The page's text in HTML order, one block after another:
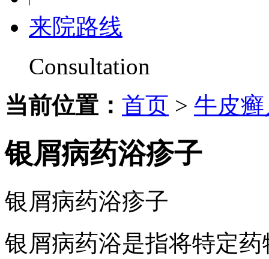
来院路线
Consultation
当前位置： 首页 > 牛皮
银屑病药浴疹子
银屑病药浴疹子
银屑病药浴是指将特定